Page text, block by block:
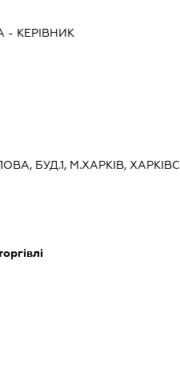
- КЕРІВНИК
БУД.1, М.ХАРКІВ,